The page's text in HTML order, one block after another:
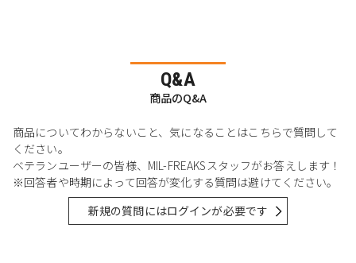
Q&A
商品のQ&A
商品についてわからないこと、気になることはこちらで質問して
ください。
ベテランユーザーの皆様、MIL-FREAKSスタッフがお答えします！
※回答者や時期によって回答が変化する質問は避けてください。
新規の質問にはログインが必要です